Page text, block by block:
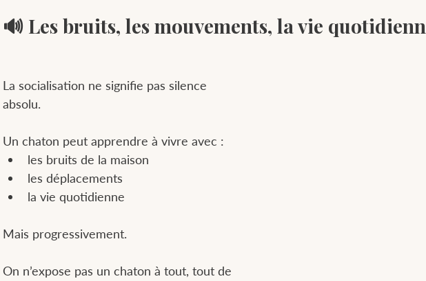
🔊 Les bruits, les mouvements, la vie
La socialisation ne signifie pas silence
absolu.
Un chaton peut apprendre à vivre avec :
les bruits de la maison
les déplacements
la vie quotidienne
Mais progressivement.
On n’expose pas un chaton à tout, tout de